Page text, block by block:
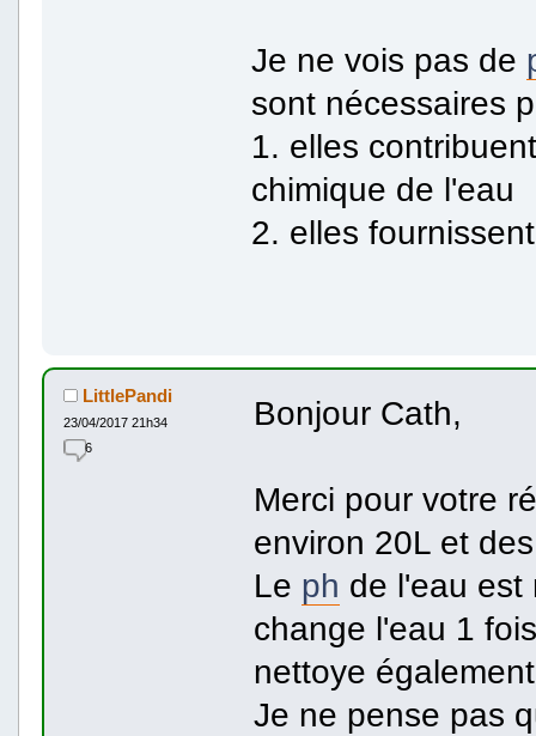
Je ne vois pas de
sont nécessaires
1. elles
chimique de l'eau
2. elles
LittlePandi
23/04/2017 21h34
6
Bonjour Cath,
Merci pour votre
environ 20L et
Le ph de l'eau est
change l'eau 1
nettoye
Je ne pense pas